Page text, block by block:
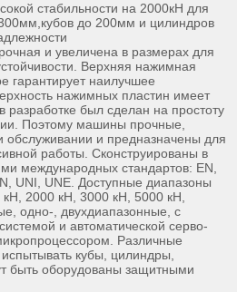
стабильности на 2000кН для
до 200мм и цилиндров
и увеличена в размерах для
Верхняя нажимная
гарантирует наилучшее
нажимных пластин имеет
разработке был сделан на простоту
Поэтому машины прочные,
обслуживании и предназначены для
работы. Сконструированы в
международных стандартов: EN,
UNI, UNE. Доступные диапазоны
2000 кН, 3000 кН, 5000 кН,
одно-, двухдиапазонные, с
и автоматической серво-
Различные
кубы, цилиндры,
быть оборудованы защитными